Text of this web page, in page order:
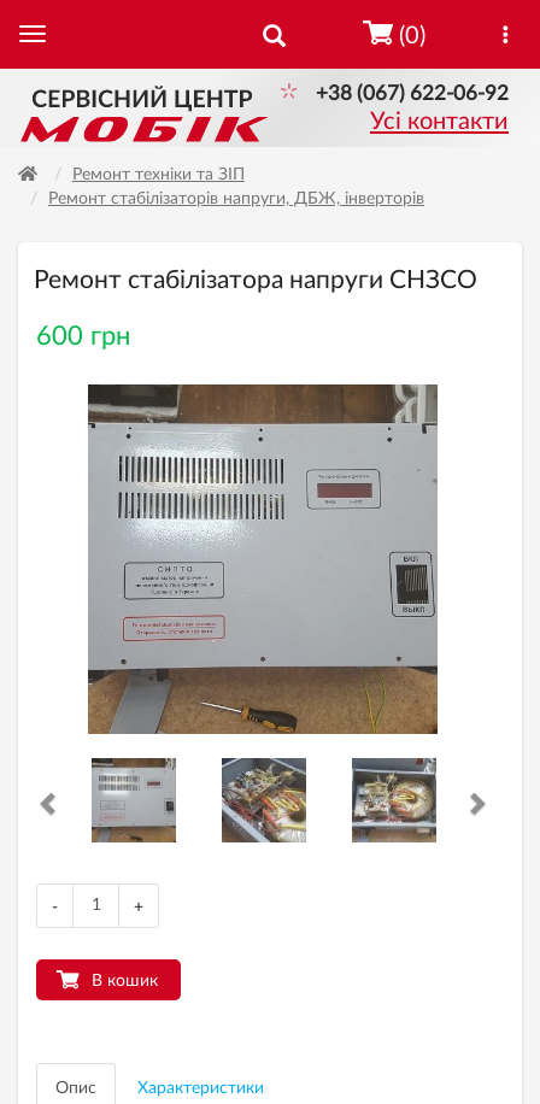
+38 (067) 622-06-92
Усі контакти
(0)
Ремонт техніки та ЗІП
Ремонт стабілізаторів напруги, ДБЖ, інверторів
Ремонт стабілізатора напруги СНЗСО
600 грн
- +
В кошик
Опис Характеристики